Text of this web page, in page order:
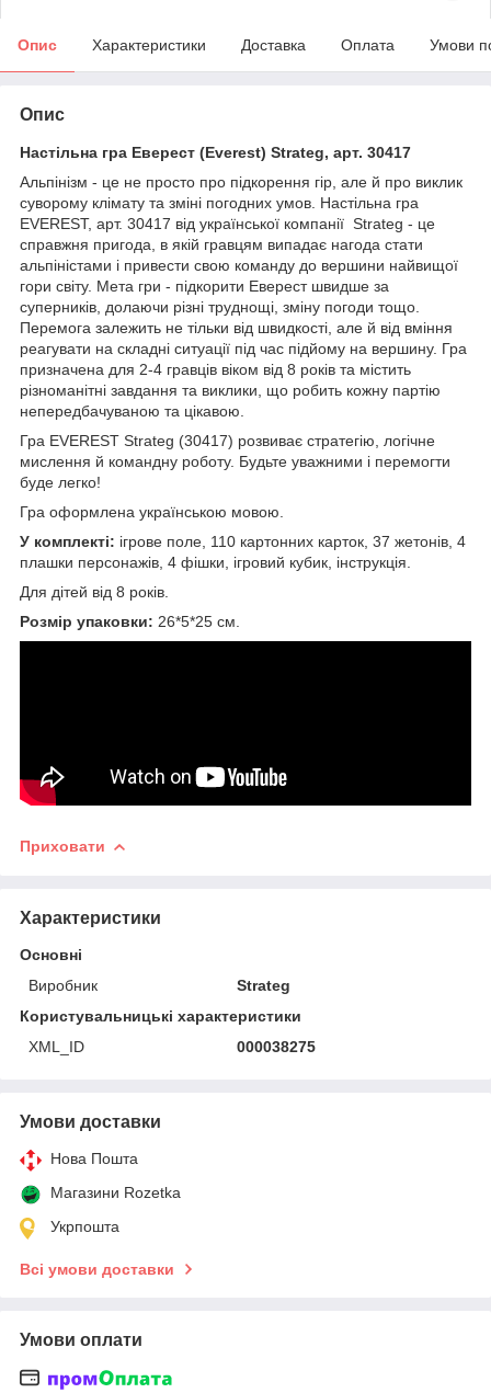
Опис Характеристики Доставка Оплата Умови
Опис
Настільна гра Еверест (Everest) Strateg, арт. 30417
Альпінізм - це не просто про підкорення гір, але й про виклик
суворому клімату та зміні погодних умов. Настільна гра
EVEREST, арт. 30417 від української компанії Strateg - це
справжня пригода, в якій гравцям випадає нагода стати
альпіністами і привести свою команду до вершини найвищої
гори світу. Мета гри - підкорити Еверест швидше за
суперників, долаючи різні труднощі, зміну погоди тощо.
Перемога залежить не тільки від швидкості, але й від вміння
реагувати на складні ситуації під час підйому на вершину. Гра
призначена для 2-4 гравців віком від 8 років та містить
різноманітні завдання та виклики, що робить кожну партію
непередбачуваною та цікавою.
Гра EVEREST Strateg (30417) розвиває стратегію, логічне
мислення й командну роботу. Будьте уважними і перемогти
буде легко!
Гра оформлена українською мовою.
У комплекті: ігрове поле, 110 картонних карток, 37 жетонів, 4
плашки персонажів, 4 фішки, ігровий кубик, інструкція.
Для дітей від 8 років.
Розмір упаковки: 26*5*25 см.
Приховати
Характеристики
Основні
Виробник
Strateg
Користувальницькі характеристики
XML_ID
000038275
Умови доставки
Нова Пошта
Магазини Rozetka
Укрпошта
Всі умови доставки
Умови оплати